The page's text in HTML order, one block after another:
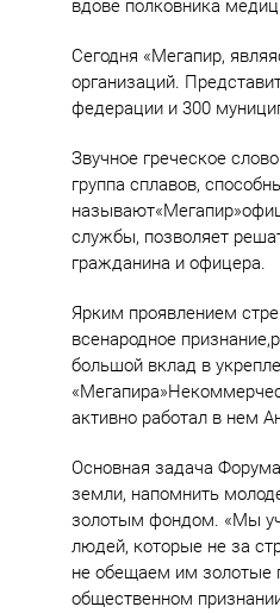
вдове полковника
Сегодня «Мегапир,
организаций.
федерации и 300
Звучное греческое
группа сплавов,
службы, позволяет
гражданина и офицера.
Ярким проявлением
всенародное
большой вклад в
активно работал в нем
Основная задача
земли, напомнить
золотым фондом. «Мы
людей, которые не за
не обещаем им
общественном